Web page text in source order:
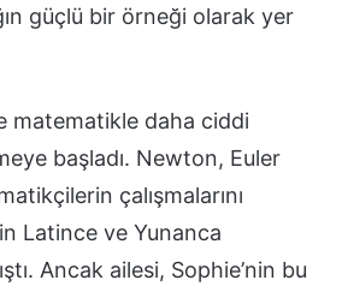
güçlü bir örneği olarak yer
matematikle daha ciddi
başladı. Newton, Euler
çalışmalarını
Latince ve Yunanca
Ancak ailesi, Sophie’nin bu